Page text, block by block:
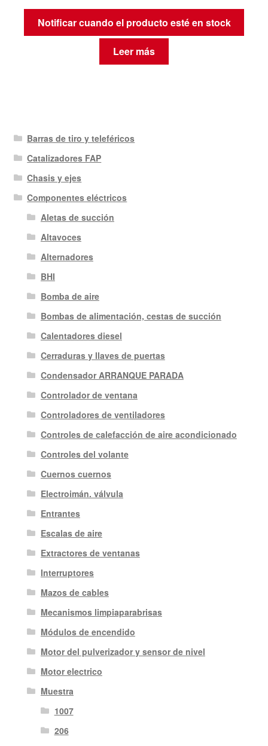
Notificar cuando el producto esté en stock
Leer más
Barras de tiro y teleféricos
Catalizadores FAP
Chasis y ejes
Componentes eléctricos
Aletas de succión
Altavoces
Alternadores
BHI
Bomba de aire
Bombas de alimentación, cestas de succión
Calentadores diesel
Cerraduras y llaves de puertas
Condensador ARRANQUE PARADA
Controlador de ventana
Controladores de ventiladores
Controles de calefacción de aire acondicionado
Controles del volante
Cuernos cuernos
Electroimán. válvula
Entrantes
Escalas de aire
Extractores de ventanas
Interruptores
Mazos de cables
Mecanismos limpiaparabrisas
Módulos de encendido
Motor del pulverizador y sensor de nivel
Motor electrico
Muestra
1007
206